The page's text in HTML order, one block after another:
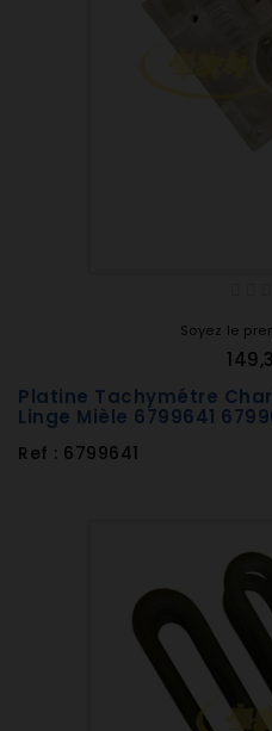
Soyez le
Platine Tachymétre
Linge Mièle 6799641
Ref : 6799641